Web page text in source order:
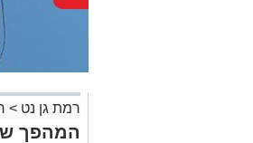
המהפך
22.12.25 / 13:11